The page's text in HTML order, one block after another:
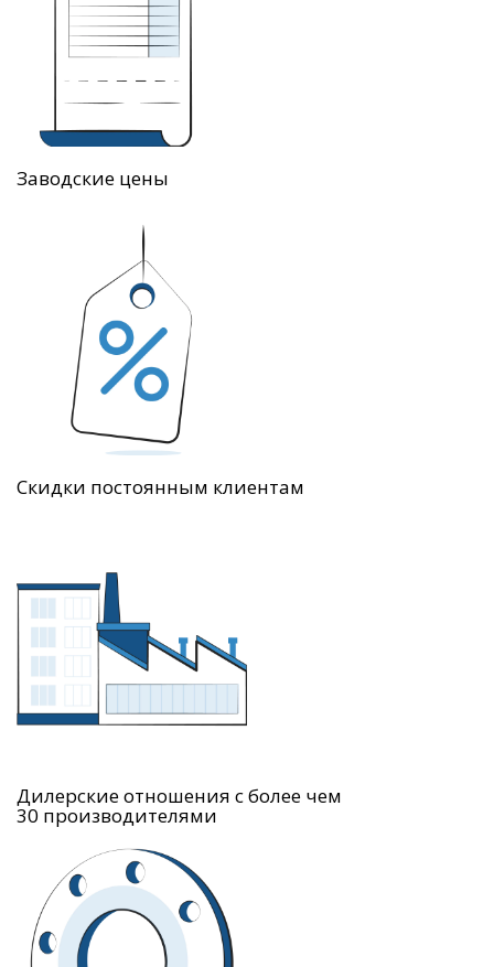
Заводские цены
Скидки постоянным клиентам
Дилерские отношения с более чем
30 производителями